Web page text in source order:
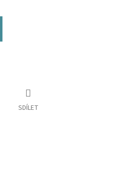
SDÍLET